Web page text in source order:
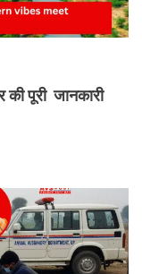
पूरी जानकारी